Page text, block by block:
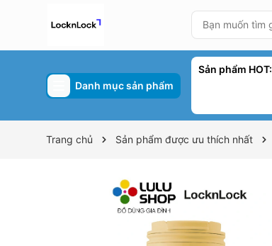
Danh mục sản phẩm
Sản phẩm HOT:
Trang chủ Sản phẩm được ưu thích nhất